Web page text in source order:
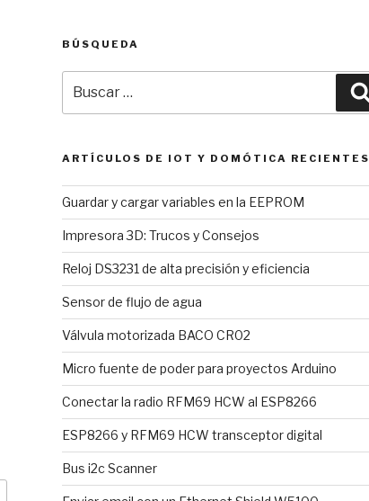
BÚSQUEDA
por:
ARTÍCULOS DE IOT Y DOMÓTICA RECIENTES
Guardar y cargar variables en la EEPROM
Impresora 3D: Trucos y Consejos
Reloj DS3231 de alta precisión y eficiencia
Sensor de flujo de agua
Válvula motorizada BACO CR02
Micro fuente de poder para proyectos Arduino
Conectar la radio RFM69 HCW al ESP8266
ESP8266 y RFM69 HCW transceptor digital
Bus i2c Scanner